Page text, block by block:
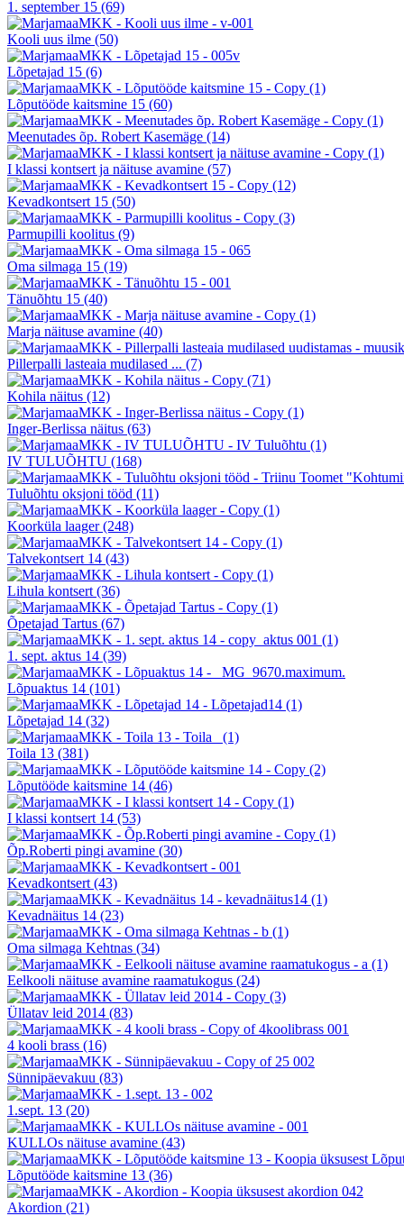
1. september 15 (69)
Kooli uus ilme (50)
Lõpetajad 15 (6)
Lõputööde kaitsmine 15 (60)
Meenutades õp. Robert Kasemäge (14)
I klassi kontsert ja näituse avamine (57)
Kevadkontsert 15 (50)
Parmupilli koolitus (9)
Oma silmaga 15 (19)
Tänuõhtu 15 (40)
Marja näituse avamine (40)
Pillerpalli lasteaia mudilased ... (7)
Kohila näitus (12)
Inger-Berlissa näitus (63)
IV TULUÕHTU (168)
Tuluõhtu oksjoni tööd (11)
Koorküla laager(248)
Talvekontsert 14 (43)
Lihula kontsert (36)
Õpetajad Tartus (67)
1. sept. aktus 14 (39)
Lõpuaktus 14 (101)
Lõpetajad 14 (32)
Toila 13 (381)
Lõputööde kaitsmine 14 (46)
I klassi kontsert 14 (53)
Õp.Roberti pingi avamine (30)
Kevadkontsert (43)
Kevadnäitus 14 (23)
Oma silmaga Kehtnas (34)
Eelkooli näituse avamine raamatukogus (24)
Üllatav leid 2014 (83)
4 kooli brass (16)
Sünnipäevakuu (83)
1.sept. 13 (20)
KULLOs näituse avamine (43)
Lõputööde kaitsmine 13 (36)
Akordion (21)